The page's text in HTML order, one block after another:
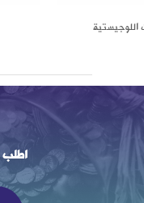
اللوجيستية
اطلب